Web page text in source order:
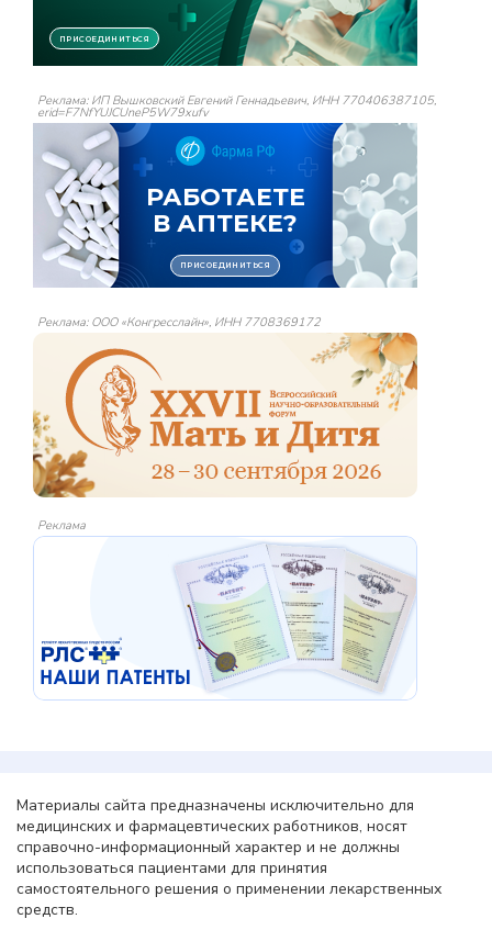
Реклама: ИП Вышковский Евгений Геннадьевич, ИНН 770406387105,
erid=F7NfYUJCUneP5W79xufv
Реклама: ООО «Конгресслайн», ИНН 7708369172
Реклама
Материалы сайта предназначены исключительно для
медицинских и фармацевтических работников, носят
справочно-информационный характер и не должны
использоваться пациентами для принятия
самостоятельного решения о применении лекарственных
средств.